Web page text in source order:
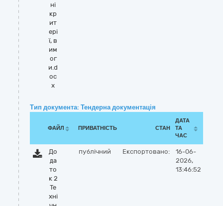
ні
кр
ит
ері
ї, в
им
ог
и.d
oc
x
Тип документа: Тендерна документація
ФАЙЛ ПРИВАТНІСТЬ СТАН
ДАТА
ТА
ЧАС
До
да
то
к 2
Те
хні
публічний Експортовано:
16-06-
2026,
13:46:52